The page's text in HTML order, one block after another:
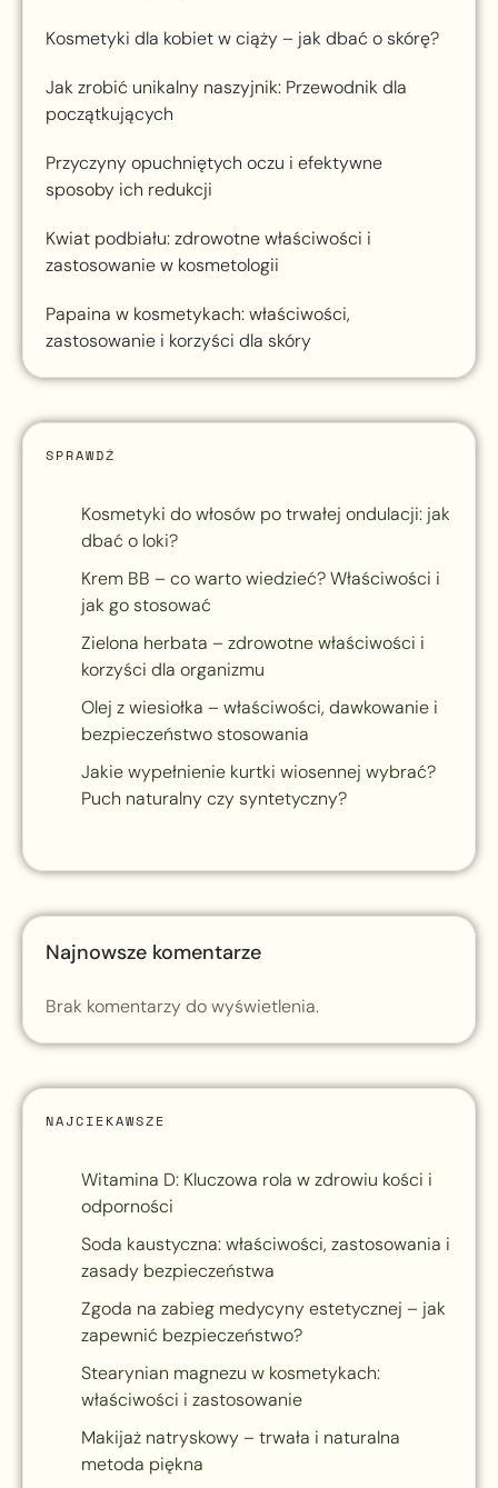
Kosmetyki dla kobiet w ciąży – jak dbać o skórę?
Jak zrobić unikalny naszyjnik: Przewodnik dla
początkujących
Przyczyny opuchniętych oczu i efektywne
sposoby ich redukcji
Kwiat podbiału: zdrowotne właściwości i
zastosowanie w kosmetologii
Papaina w kosmetykach: właściwości,
zastosowanie i korzyści dla skóry
SPRAWDŹ
Kosmetyki do włosów po trwałej ondulacji: jak
dbać o loki?
Krem BB – co warto wiedzieć? Właściwości i
jak go stosować
Zielona herbata – zdrowotne właściwości i
korzyści dla organizmu
Olej z wiesiołka – właściwości, dawkowanie i
bezpieczeństwo stosowania
Jakie wypełnienie kurtki wiosennej wybrać?
Puch naturalny czy syntetyczny?
Najnowsze komentarze
Brak komentarzy do wyświetlenia.
NAJCIEKAWSZE
Witamina D: Kluczowa rola w zdrowiu kości i
odporności
Soda kaustyczna: właściwości, zastosowania i
zasady bezpieczeństwa
Zgoda na zabieg medycyny estetycznej – jak
zapewnić bezpieczeństwo?
Stearynian magnezu w kosmetykach:
właściwości i zastosowanie
Makijaż natryskowy – trwała i naturalna
metoda piękna